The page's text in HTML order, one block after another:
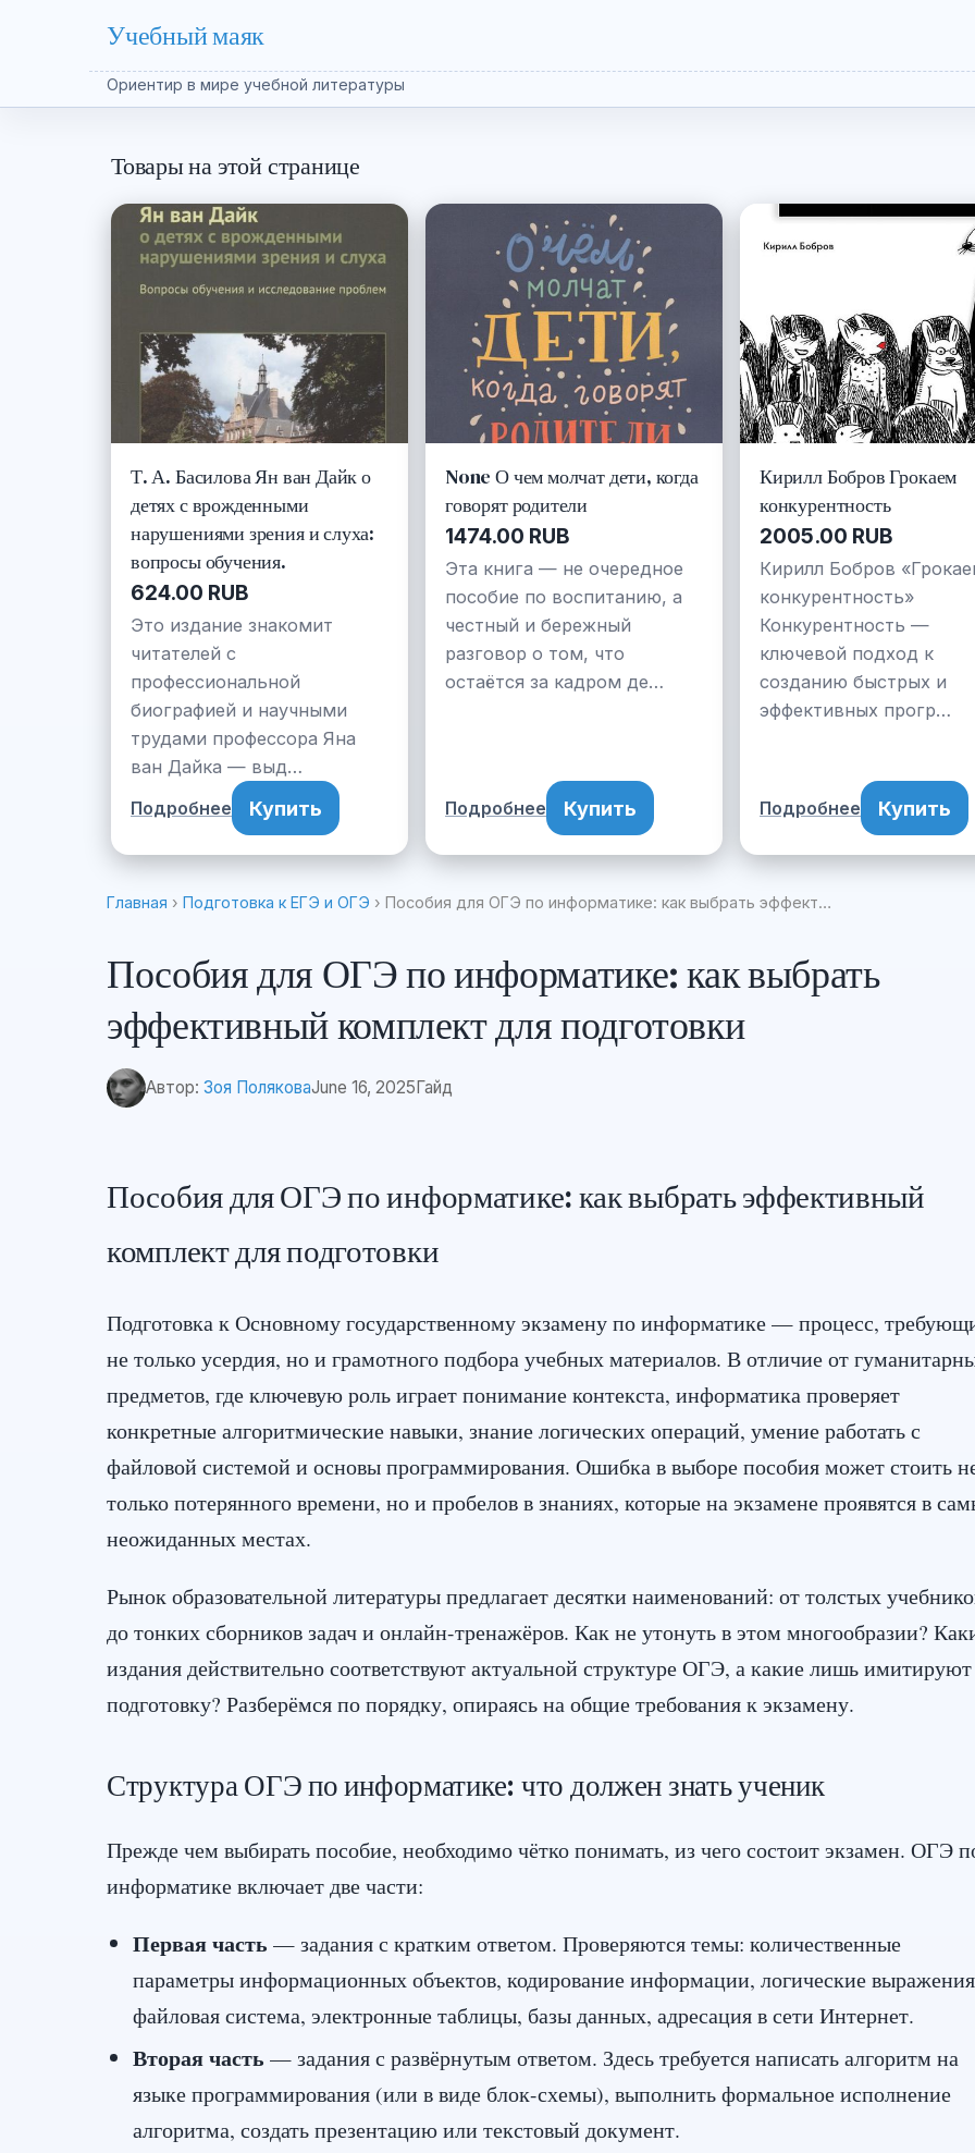
Учебный маяк
Ориентир в мире учебной литературы
Товары на этой странице
Т. А. Басилова Ян ван Дайк о
детях с врожденными
нарушениями зрения и слуха:
вопросы обучения.
624.00 RUB
Это издание знакомит
читателей с
профессиональной
биографией и научными
трудами профессора Яна
ван Дайка — выд…
Подробнее Купить
None О чем молчат дети, когда
говорят родители
1474.00 RUB
Эта книга — не очередное
пособие по воспитанию, а
честный и бережный
разговор о том, что
остаётся за кадром де…
Подробнее Купить
Кирилл Бобров Грокаем
конкурентность
2005.00 RUB
Кирилл Бобров
конкурентность»
Конкурентность —
ключевой подход к
созданию быстрых и
эффективных прогр…
Подробнее Купить
Главная › Подготовка к ЕГЭ и ОГЭ › Пособия для ОГЭ по информатике: как выбрать эффект…
Пособия для ОГЭ по информатике: как выбрать
эффективный комплект для подготовки
Автор: Зоя ПоляковаJune 16, 2025 Гайд
Пособия для ОГЭ по информатике: как выбрать эффективный
комплект для подготовки
Подготовка к Основному государственному экзамену по информатике — процесс,
не только усердия, но и грамотного подбора учебных материалов. В отличие от
предметов, где ключевую роль играет понимание контекста, информатика проверяет
конкретные алгоритмические навыки, знание логических операций, умение работать с
файловой системой и основы программирования. Ошибка в выборе пособия может стоить
только потерянного времени, но и пробелов в знаниях, которые на экзамене проявятся в
неожиданных местах.
Рынок образовательной литературы предлагает десятки наименований: от толстых
до тонких сборников задач и онлайн-тренажёров. Как не утонуть в этом многообразии?
издания действительно соответствуют актуальной структуре ОГЭ, а какие лишь имитируют
подготовку? Разберёмся по порядку, опираясь на общие требования к экзамену.
Структура ОГЭ по информатике: что должен знать ученик
Прежде чем выбирать пособие, необходимо чётко понимать, из чего состоит экзамен. ОГЭ
информатике включает две части:
Первая часть — задания с кратким ответом. Проверяются темы: количественные
параметры информационных объектов, кодирование информации, логические
файловая система, электронные таблицы, базы данных, адресация в сети Интернет.
Вторая часть — задания с развёрнутым ответом. Здесь требуется написать алгоритм на
языке программирования (или в виде блок-схемы), выполнить формальное исполнение
алгоритма, создать презентацию или текстовый документ.